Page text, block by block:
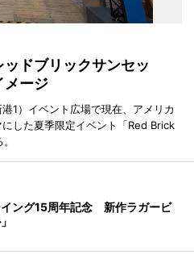
ドブリックサンセッ
メージ
1）イベント広場で現在、アメリカ
した夏季限定イベント「Red Brick
ング15周年記念 新作ラガービ